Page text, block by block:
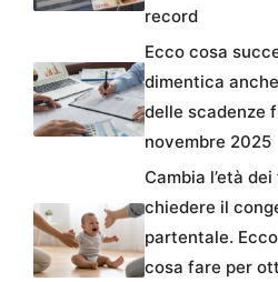
record
Ecco cosa
dimentica
delle scadenze
novembre 2025
Cambia l’età
chiedere il
partentale.
cosa fare per